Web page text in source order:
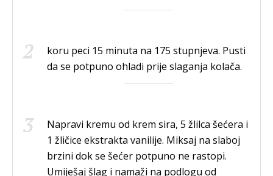
koru peci 15 minuta na 175 stupnjeva. Pusti
da se potpuno ohladi prije slaganja kolača.
Napravi kremu od krem sira, 5 žlilca šećera i
1 žličice ekstrakta vanilije. Miksaj na slaboj
brzini dok se šećer potpuno ne rastopi.
Umiješaj šlag i namaži na podlogu od